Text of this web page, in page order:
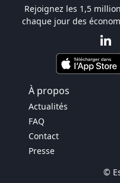
Rejoignez les 1,5
chaque jour des
À propos
Actualités
FAQ
Contact
Presse
©